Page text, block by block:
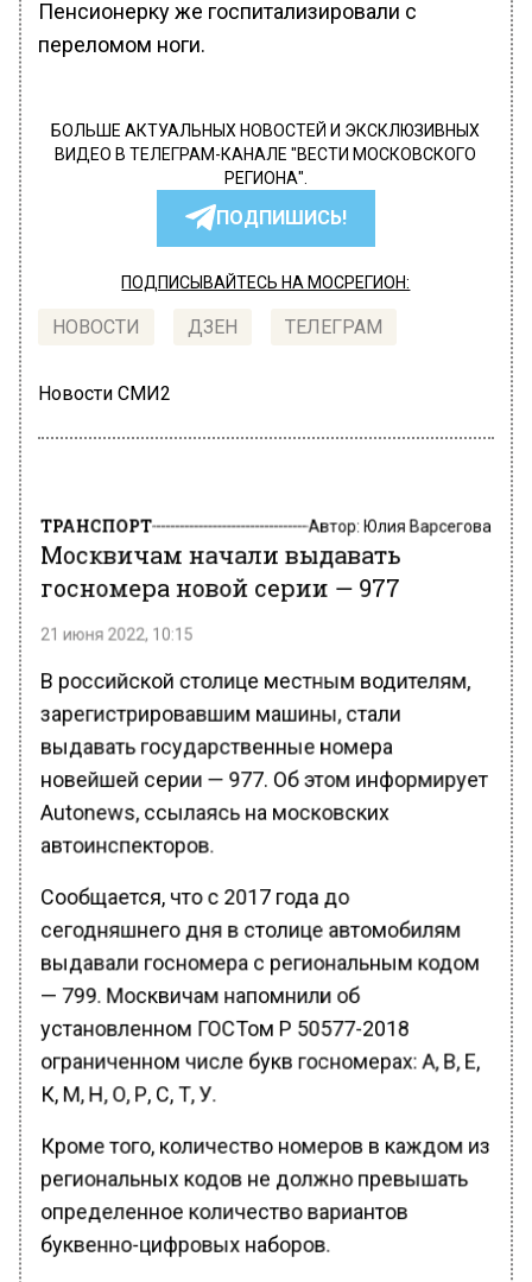
Пенсионерку же госпитализировали с
переломом ноги.
БОЛЬШЕ АКТУАЛЬНЫХ НОВОСТЕЙ И ЭКСКЛЮЗИВНЫХ
ВИДЕО В ТЕЛЕГРАМ-КАНАЛЕ "ВЕСТИ МОСКОВСКОГО
РЕГИОНА".
ПОДПИШИСЬ!
ПОДПИСЫВАЙТЕСЬ НА МОСРЕГИОН:
НОВОСТИ ДЗЕН ТЕЛЕГРАМ
Новости СМИ2
ТРАНСПОРТ Автор:Юлия Варсегова
Москвичам начали выдавать
госномера новой серии — 977
21 июня 2022, 10:15
В российской столице местным водителям,
зарегистрировавшим машины, стали
выдавать государственные номера
новейшей серии — 977. Об этом информирует
Autonews, ссылаясь на московских
автоинспекторов.
Сообщается, что с 2017 года до
сегодняшнего дня в столице автомобилям
выдавали госномера с региональным кодом
— 799. Москвичам напомнили об
установленном ГОСТом Р 50577-2018
ограниченном числе букв госномерах: А, В, Е,
К, М, Н, О, Р, С, Т, У.
Кроме того, количество номеров в каждом из
региональных кодов не должно превышать
определенное количество вариантов
буквенно-цифровых наборов.